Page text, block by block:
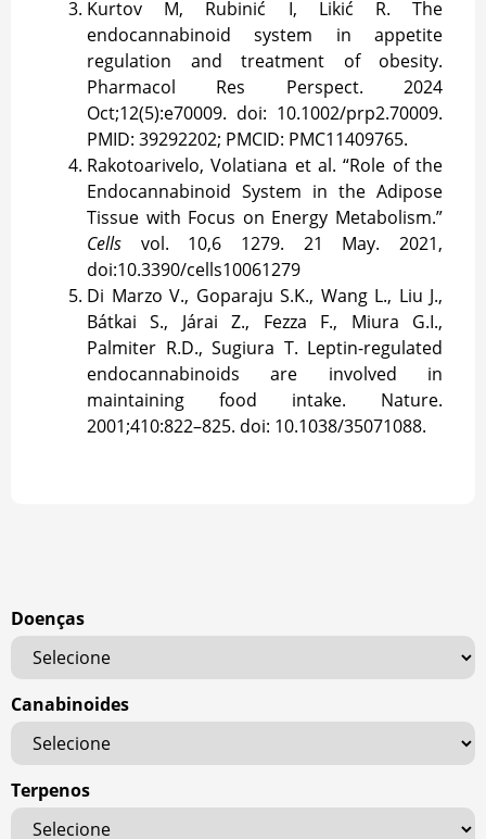
Kurtov M, Rubinić I, Likić R. The
endocannabinoid system in appetite
regulation and treatment of obesity.
Pharmacol Res Perspect. 2024
Oct;12(5):e70009. doi: 10.1002/prp2.70009.
PMID: 39292202; PMCID: PMC11409765.
Rakotoarivelo, Volatiana et al. “Role of the
Endocannabinoid System in the Adipose
Tissue with Focus on Energy Metabolism.”
Cells vol. 10,6 1279. 21 May. 2021,
doi:10.3390/cells10061279
Di Marzo V., Goparaju S.K., Wang L., Liu J.,
Bátkai S., Járai Z., Fezza F., Miura G.I.,
Palmiter R.D., Sugiura T. Leptin-regulated
endocannabinoids are involved in
maintaining food intake. Nature.
2001;410:822–825. doi: 10.1038/35071088.
Doenças
Canabinoides
Terpenos